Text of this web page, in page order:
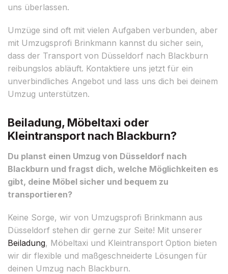
uns überlassen.
Umzüge sind oft mit vielen Aufgaben verbunden, aber
mit Umzugsprofi Brinkmann kannst du sicher sein,
dass der Transport von Düsseldorf nach Blackburn
reibungslos abläuft. Kontaktiere uns jetzt für ein
unverbindliches Angebot und lass uns dich bei deinem
Umzug unterstützen.
Beiladung, Möbeltaxi oder
Kleintransport nach Blackburn?
Du planst einen Umzug von Düsseldorf nach
Blackburn und fragst dich, welche Möglichkeiten es
gibt, deine Möbel sicher und bequem zu
transportieren?
Keine Sorge, wir von Umzugsprofi Brinkmann aus
Düsseldorf stehen dir gerne zur Seite! Mit unserer
Beiladung, Möbeltaxi und Kleintransport Option bieten
wir dir flexible und maßgeschneiderte Lösungen für
deinen Umzug nach Blackburn.